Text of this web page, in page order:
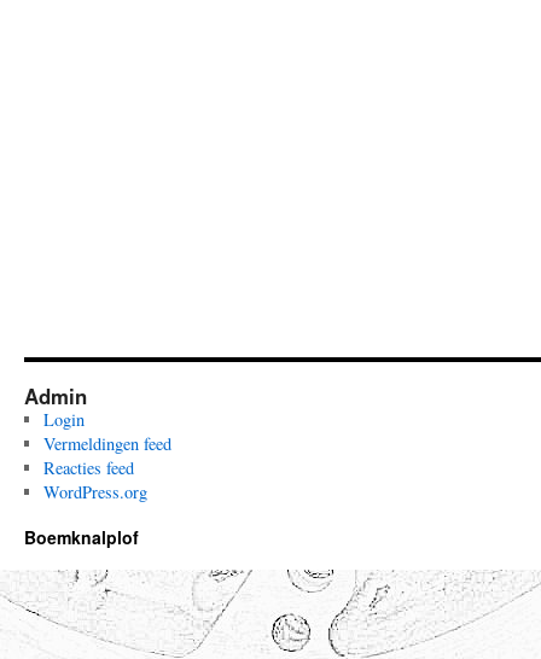
Admin
Login
Vermeldingen feed
Reacties feed
WordPress.org
Boemknalplof